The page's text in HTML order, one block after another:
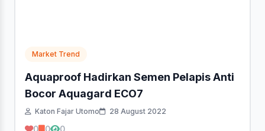
Market Trend
Aquaproof Hadirkan Semen Pelapis Anti
Bocor Aquagard ECO7
Katon Fajar Utomo 28 August 2022
0 0 0